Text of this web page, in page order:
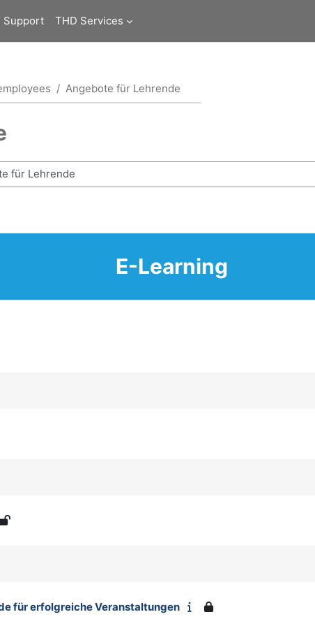
Support THD Services
Angebote für Lehrende
E-Learning
für erfolgreiche Veranstaltungen